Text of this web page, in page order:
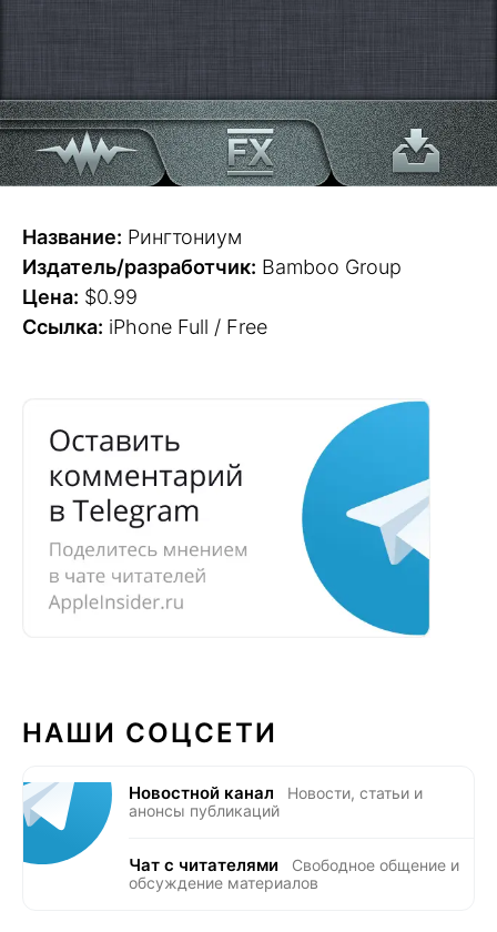
Название: Рингтониум
Издатель/разработчик: Bamboo Group
Цена: $0.99
Ссылка: iPhone Full / Free
НАШИ СОЦСЕТИ
Новостной канал
Новости, статьи и
анонсы публикаций
Чат с читателями
Свободное общение и
обсуждение материалов